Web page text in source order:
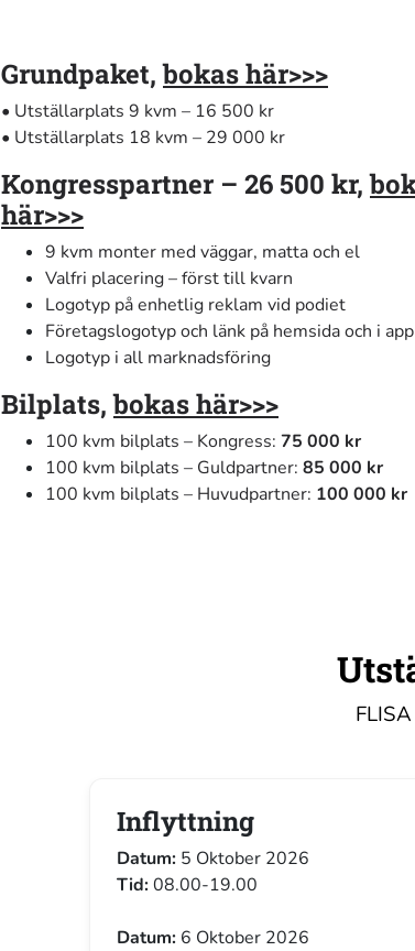
Grundpaket,bokas här>>>
• Utställarplats 9 kvm – 16 500 kr
• Utställarplats 18 kvm – 29 000 kr
Kongresspartner – 26 500 kr,
här>>>
9 kvm monter med väggar, matta och el
Valfri placering – först till kvarn
Logotyp på enhetlig reklam vid podiet
Företagslogotyp och länk på hemsida och i app
Logotyp i all marknadsföring
Bilplats,bokas här>>>
100 kvm bilplats – Kongress: 75 000 kr
100 kvm bilplats – Guldpartner: 85 000 kr
100 kvm bilplats – Huvudpartner: 100 000 kr
Inflyttning
Datum: 5 Oktober 2026
Tid:08.00-19.00
Datum: 6 Oktober 2026